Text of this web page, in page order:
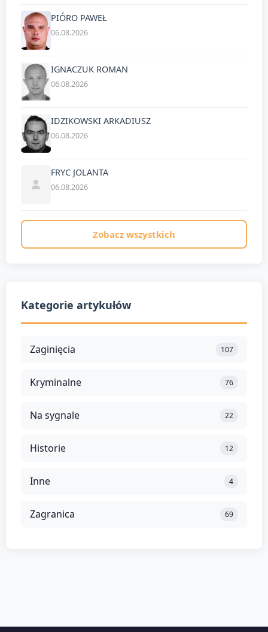
PIÓRO PAWEŁ
06.08.2026
IGNACZUK ROMAN
06.08.2026
IDZIKOWSKI ARKADIUSZ
06.08.2026
FRYC JOLANTA
06.08.2026
Zobacz wszystkich
Kategorie artykułów
Zaginięcia 107
Kryminalne 76
Na sygnale 22
Historie 12
Inne 4
Zagranica 69